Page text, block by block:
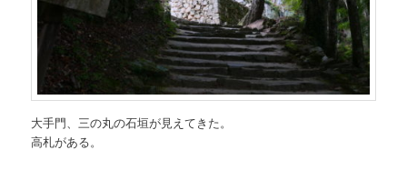
大手門、三の丸の石垣が見えてきた。
高札がある。